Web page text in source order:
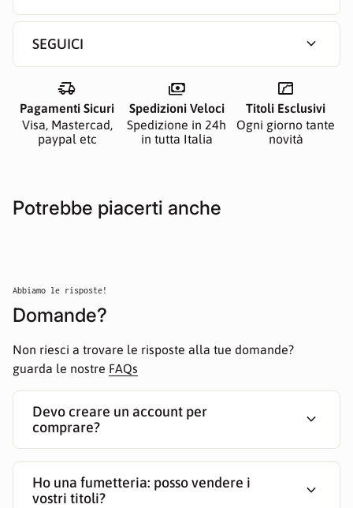
SEGUICI expand_more
delivery_truck_speed
Pagamenti Sicuri
Visa, Mastercad,
paypal etc
payments
Spedizioni Veloci
Spedizione in 24h
in tutta Italia
manga
Titoli Esclusivi
Ogni giorno tante
novità
Potrebbe piacerti anche
Abbiamo le risposte!
Domande?
Non riesci a trovare le risposte alla tue domande?
guarda le nostre FAQs
Devo creare un account per
comprare?
expand_more
Ho una fumetteria: posso vendere i
vostri titoli?
expand_more